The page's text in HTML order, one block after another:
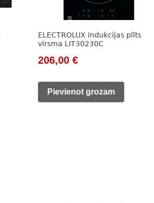
ELECTROLUX indukcijas plīts
virsma LIT30230C
Original
was:
206,00 €Current
is:
Pievienot grozam